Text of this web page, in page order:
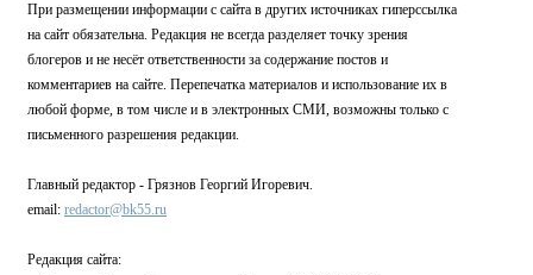
При размещении информации с сайта в других источниках гиперссылка
на сайт обязательна. Редакция не всегда разделяет точку зрения
блогеров и не несёт ответственности за содержание постов и
комментариев на сайте. Перепечатка материалов и использование их в
любой форме, в том числе и в электронных СМИ, возможны только с
письменного разрешения редакции.
Главный редактор - Грязнов Георгий Игоревич.
email: redactor@bk55.ru
Редакция сайта: